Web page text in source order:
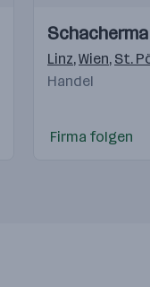
Videos
Einblicke
Einblicke
Linz,Wien, St.
Handel
Firma folgen